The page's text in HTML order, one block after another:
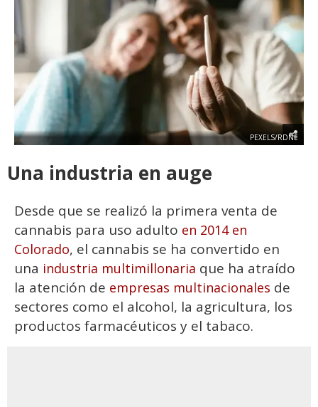
PEXELS/RDNE
Una industria en auge
Desde que se realizó la primera venta de
cannabis para uso adulto en 2014 en
Colorado, el cannabis se ha convertido en
una industria multimillonaria que ha atraído
la atención de empresas multinacionales de
sectores como el alcohol, la agricultura, los
productos farmacéuticos y el tabaco.